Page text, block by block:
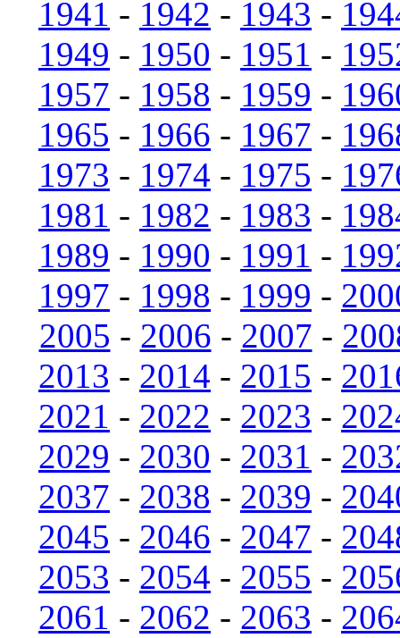
1941 - 1942 - 1943 -
1949 - 1950 - 1951 -
1957 - 1958 - 1959 -
1965 - 1966 - 1967 -
1973 - 1974 - 1975 -
1981 - 1982 - 1983 -
1989 - 1990 - 1991 -
1997 - 1998 - 1999 -
2005 - 2006 - 2007 -
2013 - 2014 - 2015 -
2021 - 2022 - 2023 -
2029 - 2030 - 2031 -
2037 - 2038 - 2039 -
2045 - 2046 - 2047 -
2053 - 2054 - 2055 -
2061 - 2062 - 2063 -